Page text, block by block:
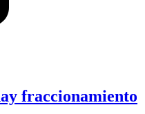
fraccionamiento